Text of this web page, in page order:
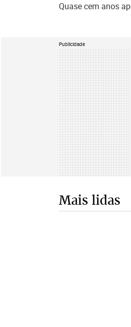
Quase cem anos
Publicidade
Mais lidas